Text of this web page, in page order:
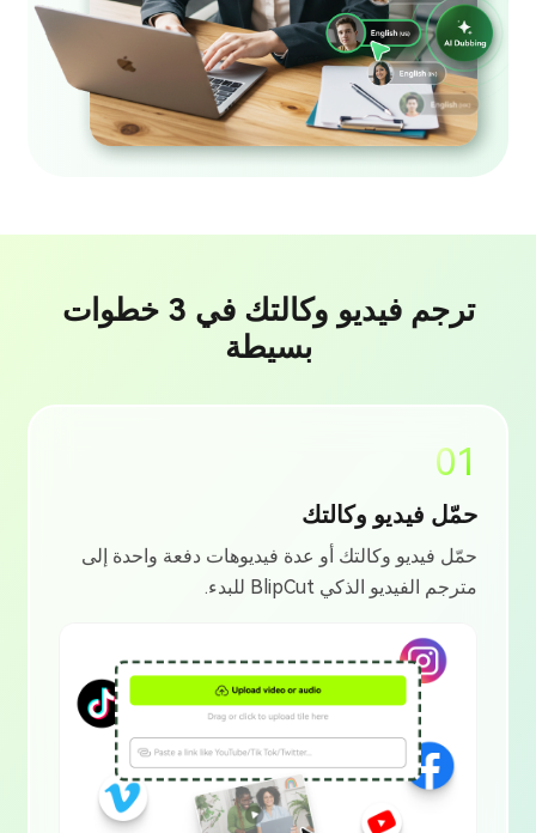
ترجم فيديو وكالتك في 3 خطوات
بسيطة
01
حمّل فيديو وكالتك
حمّل فيديو وكالتك أو عدة فيديوهات دفعة واحدة إلى
مترجم الفيديو الذكي BlipCut للبدء.